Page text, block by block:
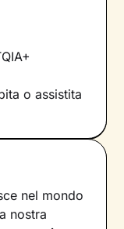
o assistita
nel mondo
nostra